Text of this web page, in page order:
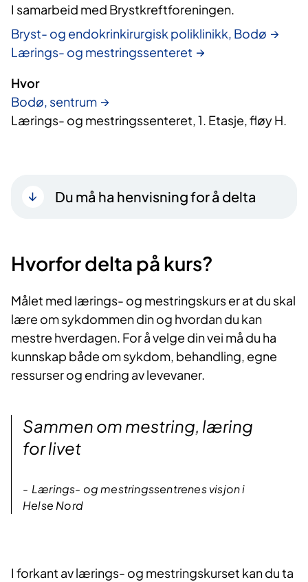
I samarbeid med Brystkreftforeningen.
Bryst- og endokrinkirurgisk poliklinikk, Bodø
Lærings- og mestringssenteret
Hvor
Bodø, sentrum
Lærings- og mestringssenteret, 1. Etasje, fløy H.
Du må ha henvisning for å delta
Hvorfor delta på kurs?​
Målet med lærings- og mestringskurs er at du skal
lære om sykdommen din og hvordan du kan
mestre hverdagen. For å velge din vei må du ha
kunnskap både om sykdom, behandling, egne
ressurser og endring av levevaner.​​
Sammen om mestring, læring
for livet
Lærings- og mestringssentrenes visjon i
Helse Nord
I forka​nt av lærings- og mestringskurset kan du ta